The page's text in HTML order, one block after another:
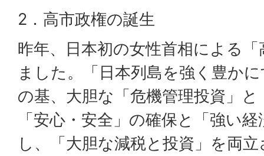
2．高市政権の誕生
昨年、日本初の女性首相による
ました。「日本列島を強く豊か
の基、大胆な「危機管理投資」
「安心・安全」の確保と「強い
し、「大胆な減税と投資」を両